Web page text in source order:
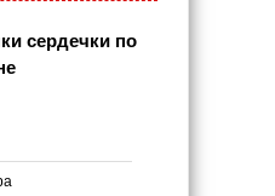
сердечкипо